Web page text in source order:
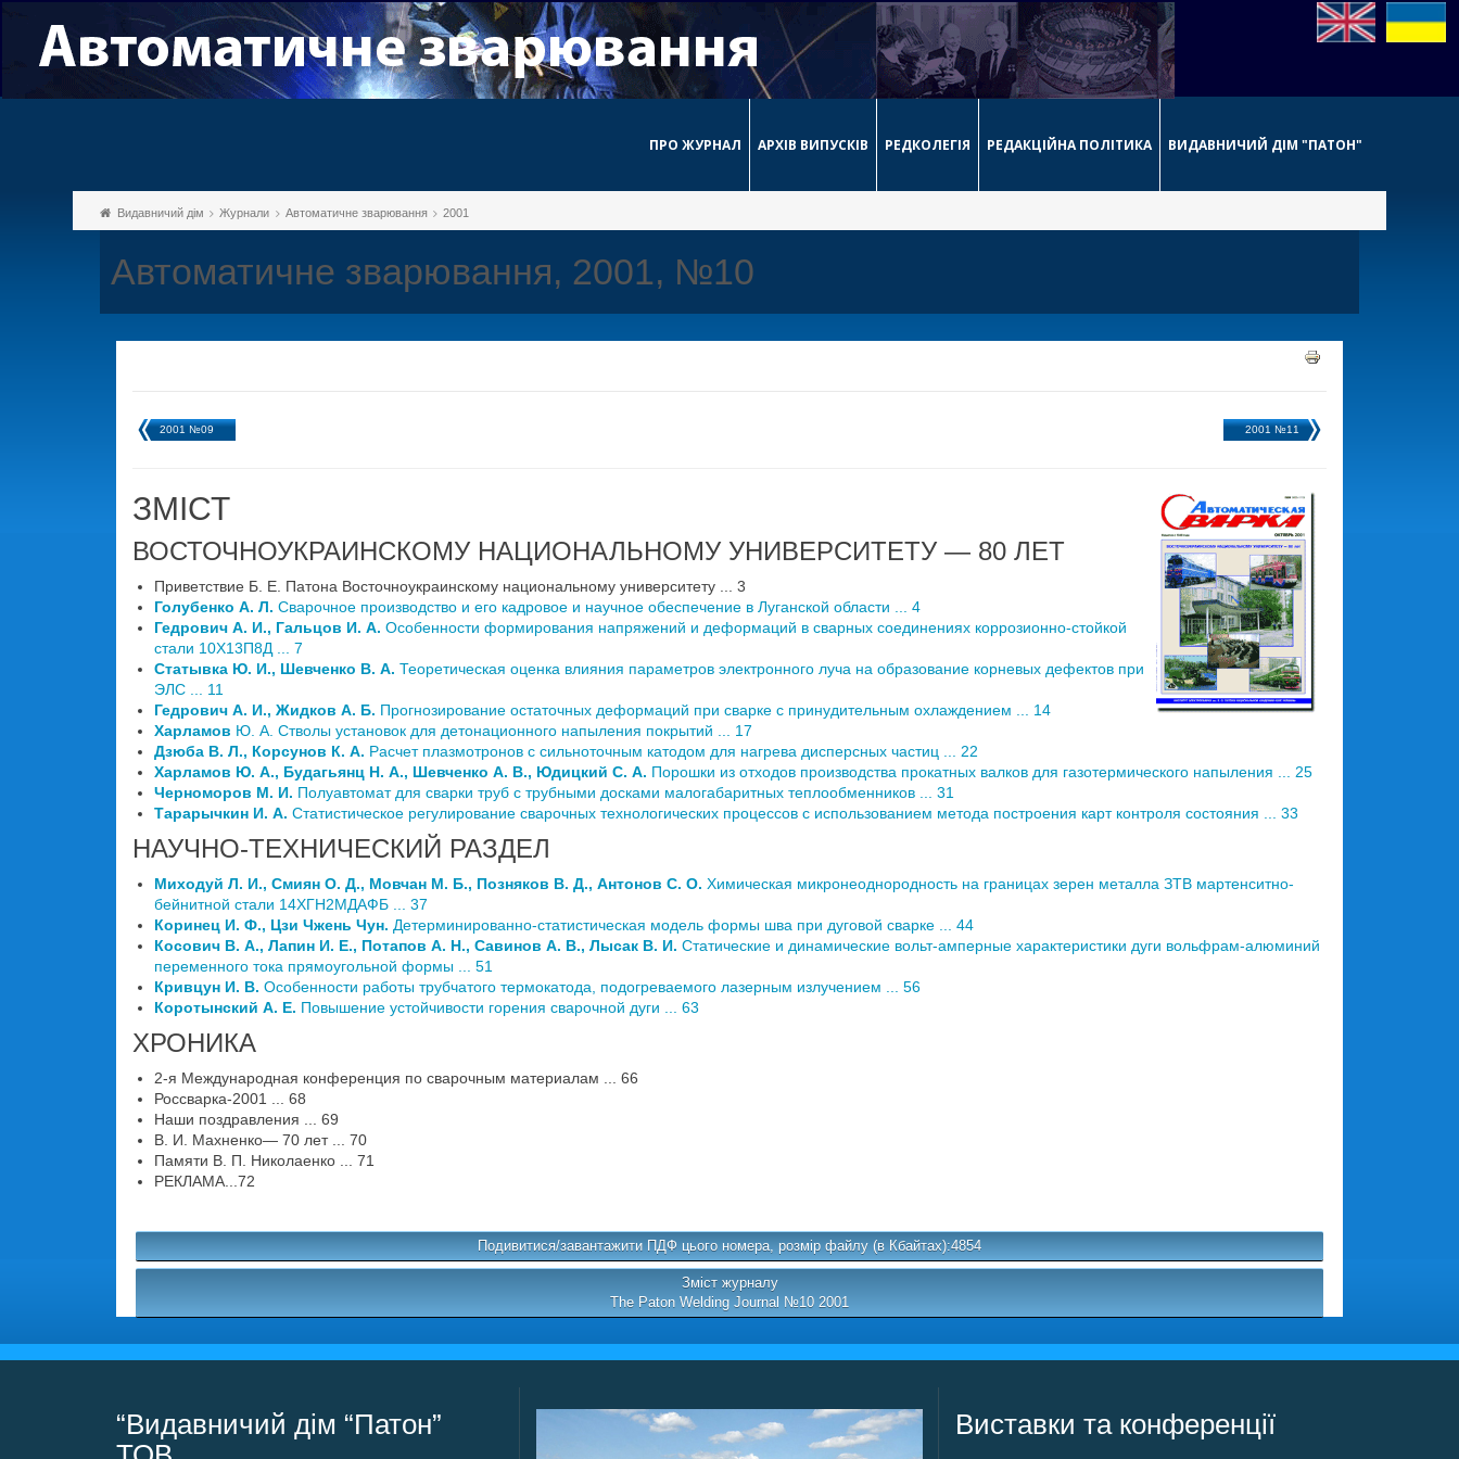
ПРО ЖУРНАЛ АРХІВ ВИПУСКІВ РЕДКОЛЕГІЯ РЕДАКЦІЙНА ПОЛІТИКА ВИДАВНИЧИЙ ДІМ "ПАТОН"
Видавничий дім Журнали Автоматичне зварювання 2001
Автоматичне зварювання, 2001, №10
2001 №09 2001 №11
ЗМІСТ
ВОСТОЧНОУКРАИНСКОМУ НАЦИОНАЛЬНОМУ УНИВЕРСИТЕТУ — 80 ЛЕТ
Приветствие Б. Е. Патона Восточноукраинскому национальному университету ... 3
Голубенко А. Л. Сварочное производство и его кадровое и научное обеспечение в Луганской области ... 4
Гедрович А. И., Гальцов И. А. Особенности формирования напряжений и деформаций в сварных соединениях коррозионно-стойкой
стали 10Х13П8Д ... 7
Статывка Ю. И., Шевченко В. А. Теоретическая оценка влияния параметров электронного луча на образование корневых дефектов при
ЭЛС ... 11
Гедрович А. И., Жидков А. Б. Прогнозирование остаточных деформаций при сварке с принудительным охлаждением ... 14
Харламов Ю. А. Стволы установок для детонационного напыления покрытий ... 17
Дзюба В. Л., Корсунов К. А. Расчет плазмотронов с сильноточным катодом для нагрева дисперсных частиц ... 22
Харламов Ю. А., Будагьянц Н. А., Шевченко А. В., Юдицкий С. А. Порошки из отходов производства прокатных валков для газотермического напыления ... 25
Черноморов М. И. Полуавтомат для сварки труб с трубными досками малогабаритных теплообменников ... 31
Тарарычкин И. А. Статистическое регулирование сварочных технологических процессов с использованием метода построения карт контроля состояния ... 33
НАУЧНО-ТЕХНИЧЕСКИЙ РАЗДЕЛ
Миходуй Л. И., Смиян О. Д., Мовчан М. Б., Позняков В. Д., Антонов С. О. Химическая микронеоднородность на границах зерен металла ЗТВ мартенситно-
бейнитной стали 14ХГН2МДАФБ ... 37
Коринец И. Ф., Цзи Чжень Чун. Детерминированно-статистическая модель формы шва при дуговой сварке ... 44
Косович В. А., Лапин И. Е., Потапов А. Н., Савинов А. В., Лысак В. И. Статические и динамические вольт-амперные характеристики дуги вольфрам-алюминий
переменного тока прямоугольной формы ... 51
Кривцун И. В. Особенности работы трубчатого термокатода, подогреваемого лазерным излучением ... 56
Коротынский А. Е. Повышение устойчивости горения сварочной дуги ... 63
ХРОНИКА
2-я Международная конференция по сварочным материалам ... 66
Россварка-2001 ... 68
Наши поздравления ... 69
В. И. Махненко— 70 лет ... 70
Памяти В. П. Николаенко ... 71
РЕКЛАМА...72
Подивитися/завантажити ПДФ цього номера, розмір файлу (в Кбайтах):4854
Зміст журналу
The Paton Welding Journal №10 2001
“Видавничий дім “Патон”
Виставки та конференції